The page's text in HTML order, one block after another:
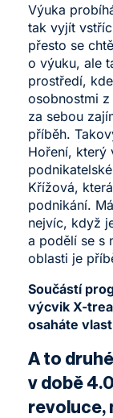
Výuka
tak vyjít
přesto se
o výuku, ale
prostředí,
osobnostmi
za sebou
příběh.
Hoření, který
Křížová,
podnikání.
nejvíc, když
a podělí se s
oblasti je
Součástí
výcvik X-
osaháte
A to
v době
revoluce,